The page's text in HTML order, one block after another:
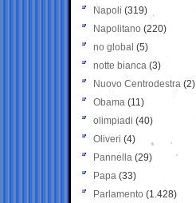
Napoli (319)
Napolitano (220)
no global (5)
notte bianca (3)
Nuovo Centrodestra (2)
Obama (11)
olimpiadi (40)
Oliveri (4)
Pannella (29)
Papa (33)
Parlamento (1.428)